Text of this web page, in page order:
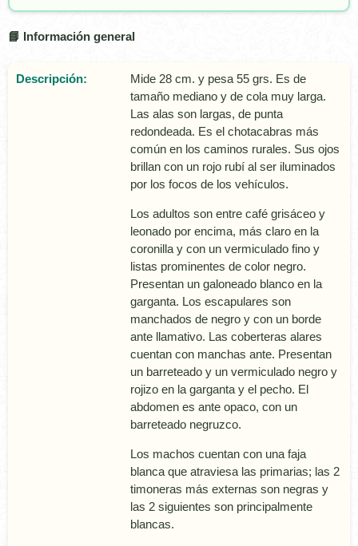
📘 Información general
Descripción:
Mide 28 cm. y pesa 55 grs. Es de
tamaño mediano y de cola muy larga.
Las alas son largas, de punta
redondeada. Es el chotacabras más
común en los caminos rurales. Sus ojos
brillan con un rojo rubí­ al ser iluminados
por los focos de los vehí­culos.
Los adultos son entre café grisáceo y
leonado por encima, más claro en la
coronilla y con un vermiculado fino y
listas prominentes de color negro.
Presentan un galoneado blanco en la
garganta. Los escapulares son
manchados de negro y con un borde
ante llamativo. Las coberteras alares
cuentan con manchas ante. Presentan
un barreteado y un vermiculado negro y
rojizo en la garganta y el pecho. El
abdomen es ante opaco, con un
barreteado negruzco.
Los machos cuentan con una faja
blanca que atraviesa las primarias; las 2
timoneras más externas son negras y
las 2 siguientes son principalmente
blancas.